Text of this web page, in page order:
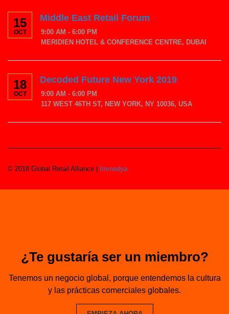
15
OCT
Middle East Retail Forum
9:00 AM - 6:00 PM
MERIDIEN HOTEL & CONFERENCE CENTRE, DUBAI
18
OCT
Decoded Future New York 2019
9:00 AM - 6:00 PM
117 WEST 46TH ST, NEW YORK, NY 10036, USA
© 2018 Global Retail Alliance | Immedya
¿Te gustaría ser un miembro?
Tenemos un negocio global, porque entendemos la cultura
y las prácticas comerciales globales.